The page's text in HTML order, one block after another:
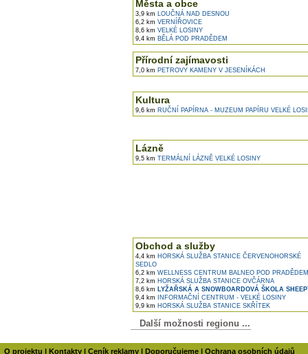
Města a obce
3,9 km LOUČNÁ NAD DESNOU
6,2 km VERNÍŘOVICE
8,6 km VELKÉ LOSINY
9,4 km BĚLÁ POD PRADĚDEM
Přírodní zajímavosti
7,0 km PETROVY KAMENY V JESENÍKÁCH
Kultura
9,6 km RUČNÍ PAPÍRNA - MUZEUM PAPÍRU VELKÉ
Lázně
9,5 km TERMÁLNÍ LÁZNĚ VELKÉ LOSINY
Obchod a služby
4,4 km HORSKÁ SLUŽBA STANICE ČERVENOHORSKÉ
SEDLO
6,2 km WELLNESS CENTRUM BALNEO POD PRADĚDEM
7,2 km HORSKÁ SLUŽBA STANICE OVČÁRNA
8,6 km LYŽAŘSKÁ A SNOWBOARDOVÁ ŠKOLA
9,4 km INFORMAČNÍ CENTRUM - VELKÉ LOSINY
9,9 km HORSKÁ SLUŽBA STANICE SKŘÍTEK
Další možnosti regionu ...
O projektu | Kontakty | Ceník reklamy | Doporučujeme | Ochrana osobních údajů